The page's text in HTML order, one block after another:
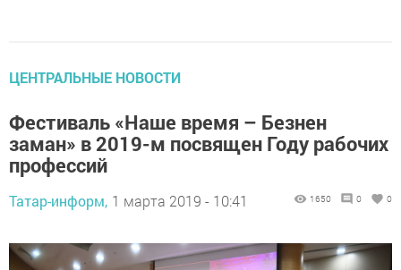
ЦЕНТРАЛЬНЫЕ НОВОСТИ
Фестиваль «Наше время – Безнен
заман» в 2019-м посвящен Году рабочих
профессий
Татар-информ, 1 марта 2019 - 10:41 1650 0 0